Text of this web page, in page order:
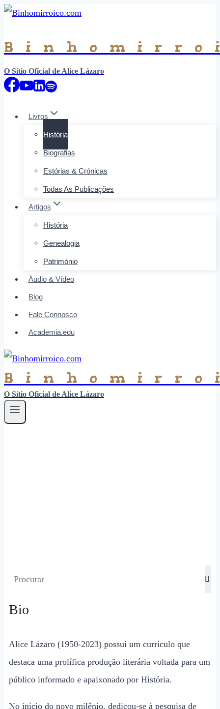
O Sítio Oficial de Alice Lázaro
Livros
História
Biografias
Estórias & Crónicas
Todas As Publicações
Artigos
História
Genealogia
Património
Áudio & Vídeo
Blog
Fale Connosco
Academia.edu
O Sítio Oficial de Alice Lázaro
Bio
Alice Lázaro (1950-2023) possui um currículo que
destaca uma prolífica produção literária voltada para um
público informado e apaixonado por História.
No início do novo milênio, dedicou-se à pesquisa de